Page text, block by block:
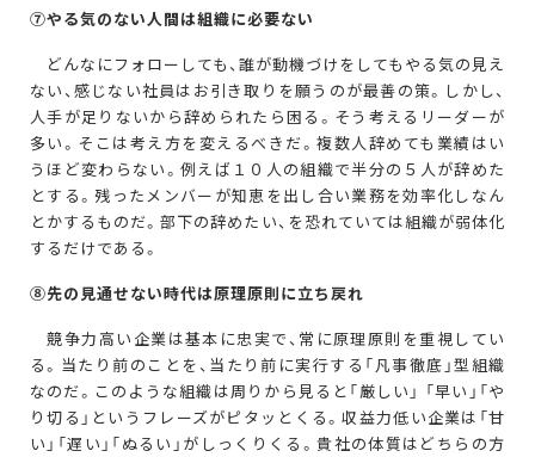
⑦やる気のない人間は組織に必要ない
どんなにフォローしても、誰が動機づけをしてもやる気の見え
ない、感じない社員はお引き取りを願うのが最善の策。しかし、
人手が足りないから辞められたら困る。そう考えるリーダーが
多い。そこは考え方を変えるべきだ。複数人辞めても業績はい
うほど変わらない。例えば１０人の組織で半分の５人が辞めた
とする。残ったメンバーが知恵を出し合い業務を効率化しなん
とかするものだ。部下の辞めたい、を恐れていては組織が弱体化
するだけである。
⑧先の見通せない時代は原理原則に立ち戻れ
競争力高い企業は基本に忠実で、常に原理原則を重視してい
る。当たり前のことを、当たり前に実行する「凡事徹底」型組織
なのだ。このような組織は周りから見ると「厳しい」 「早い」「や
り切る」というフレーズがピタッとくる。収益力低い企業は「甘
い」「遅い」「ぬるい」がしっくりくる。貴社の体質はどちらの方